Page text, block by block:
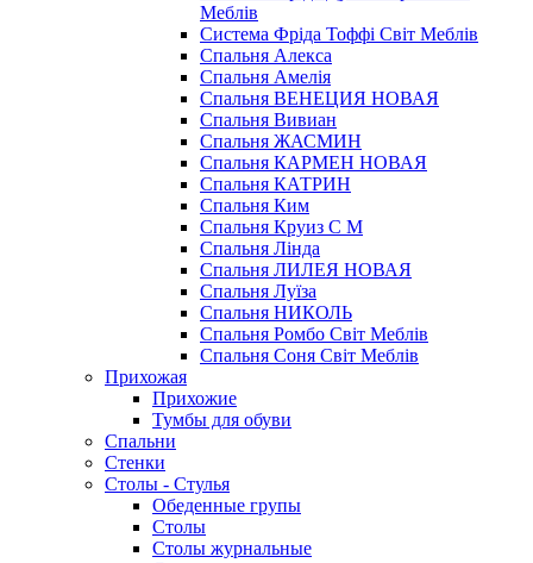
Меблів
Система Фріда Тоффі Світ Меблів
Спальня Алекса
Спальня Амелія
Спальня ВЕНЕЦИЯ НОВАЯ
Спальня Вивиан
Спальня ЖАСМИН
Спальня КАРМЕН НОВАЯ
Спальня КАТРИН
Спальня Ким
Спальня Круиз С М
Спальня Лінда
Спальня ЛИЛЕЯ НОВАЯ
Спальня Луїза
Спальня НИКОЛЬ
Спальня Ромбо Світ Меблів
Спальня Соня Світ Меблів
Прихожая
Прихожие
Тумбы для обуви
Спальни
Стенки
Столы - Стулья
Обеденные групы
Столы
Столы журнальные